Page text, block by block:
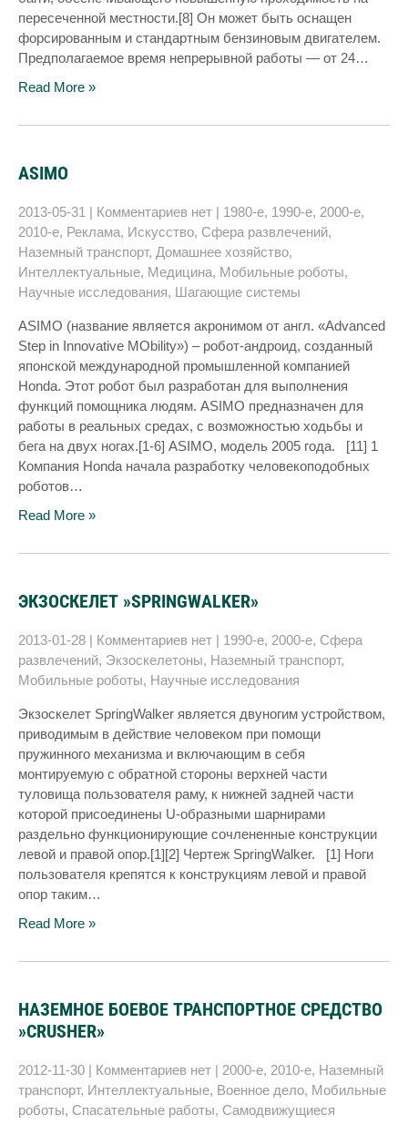
пересеченной местности.[8] Он может быть оснащен
форсированным и стандартным бензиновым двигателем.
Предполагаемое время непрерывной работы — от 24…
Read More »
ASIMO
2013-05-31 | Комментариев нет | 1980-е, 1990-е, 2000-е,
2010-е, Реклама, Искусство, Сфера развлечений,
Наземный транспорт, Домашнее хозяйство,
Интеллектуальные, Медицина, Мобильные роботы,
Научные исследования, Шагающие системы
ASIMO (название является акронимом от англ. «Advanced
Step in Innovative MObility») – робот-андроид, созданный
японской международной промышленной компанией
Honda. Этот робот был разработан для выполнения
функций помощника людям. ASIMO предназначен для
работы в реальных средах, с возможностью ходьбы и
бега на двух ногах.[1-6] ASIMO, модель 2005 года. [11] 1
Компания Honda начала разработку человекоподобных
роботов…
Read More »
ЭКЗОСКЕЛЕТ »SPRINGWALKER»
2013-01-28 | Комментариев нет | 1990-е, 2000-е, Сфера
развлечений, Экзоскелетоны, Наземный транспорт,
Мобильные роботы, Научные исследования
Экзоскелет SpringWalker является двуногим устройством,
приводимым в действие человеком при помощи
пружинного механизма и включающим в себя
монтируемую с обратной стороны верхней части
туловища пользователя раму, к нижней задней части
которой присоединены U-образными шарнирами
раздельно функционирующие сочлененные конструкции
левой и правой опор.[1][2] Чертеж SpringWalker. [1] Ноги
пользователя крепятся к конструкциям левой и правой
опор таким…
Read More »
НАЗЕМНОЕ БОЕВОЕ ТРАНСПОРТНОЕ СРЕДСТВО
»CRUSHER»
2012-11-30 | Комментариев нет | 2000-е, 2010-е, Наземный
транспорт, Интеллектуальные, Военное дело, Мобильные
роботы, Спасательные работы, Самодвижущиеся